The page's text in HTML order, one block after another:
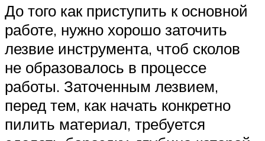
До того как приступить к основной
работе, нужно хорошо заточить
лезвие инструмента, чтоб сколов
не образовалось в процессе
работы. Заточенным лезвием,
перед тем, как начать конкретно
пилить материал, требуется